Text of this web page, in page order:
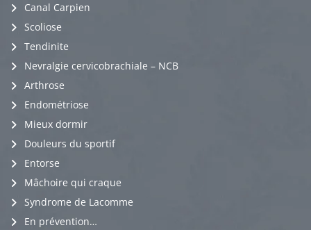
Canal Carpien
Scoliose
Tendinite
Nevralgie cervicobrachiale – NCB
Arthrose
Endométriose
Mieux dormir
Douleurs du sportif
Entorse
Mâchoire qui craque
Syndrome de Lacomme
En prévention…